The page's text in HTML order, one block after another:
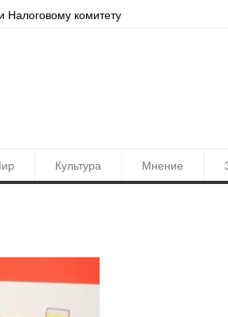
Налоговому комитету Локация должна
Культура Мнение